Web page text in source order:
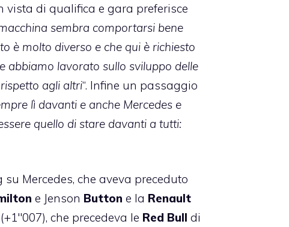
di qualifica e gara preferisce
sembra comportarsi bene
è molto diverso e che qui è richiesto
abbiamo lavorato sullo sviluppo delle
agli altri“. Infine un passaggio
lì davanti e anche Mercedes e
quello di stare davanti a tutti:
Mercedes, che aveva preceduto
e Jenson Button e la Renault
che precedeva le Red Bull di